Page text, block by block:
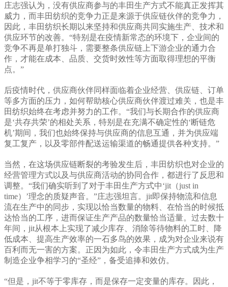
庄志强认为，没有供应商参与的丰田生产方式不能真正发挥其
威力，而丰田纺织的竞争力正是来源于供应链伙伴的竞争力，
因此，丰田纺织长期以来坚持和供应商共同实施生产、技术和
供应环节的改善。“特别是在疫情新常态的环境下，企业间的
竞争不再是单打独斗，需要整条供应链上下游企业的通力合
作，才能在成本、品质、交货时效性等方面取得理想的平衡
点。”
后疫情时代，供应商伙伴同样面临着企业经营、供应链、订单
等多方面的压力，如何帮助核心供应商伙伴渡过难关，也是丰
田纺织始终在考虑并努力的工作。“我们与长期合作的供应商
是‘共存共荣’的相处关系，特别是在充满不确定性的‘断链危
机’期间，我们也始终保持与供应商的信息互通，并为供应端
复工复产，以及零部件配送运输渠道的畅通提供各种支持。”
当然，在这场供应链断裂的考验发生后，丰田纺织也对企业的
经营管理方式以及与供应商活动的协同合作，都进行了反思和
调整。“我们确实听到了对于丰田生产方式中‘jit（just in
time）’理念的质疑声音。”庄志强坦言。jit即保持物流和信息
流在生产中的同步，实现以恰当数量的物料、在恰当的时候抵
达恰当的工序，进而保证生产产品的数量恰当适量。过去数十
年间，jit从根本上实现了减少库存、消除等待物料的工时、降
低成本、提高生产效率的一石多鸟的效果，成为对企业来说有
百利而无一害的方案。正因为如此，令丰田生产方式成为生产
制造企业争相学习的“圣经”，备受追捧和效仿。
“但是，jit不等于零库存，而是保存一定变量的库存。因此，